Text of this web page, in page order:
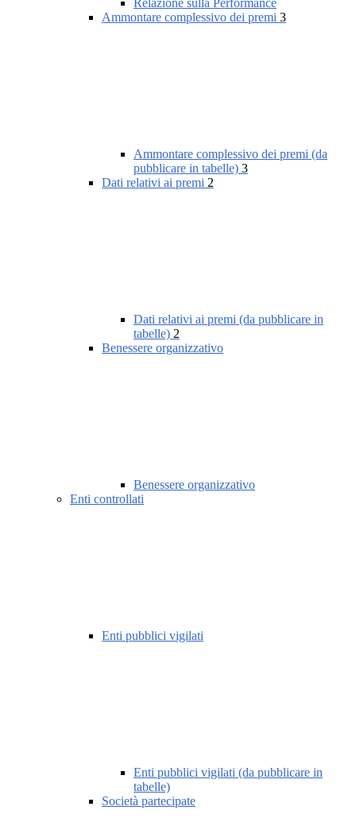
Relazione sulla Performance
Ammontare complessivo dei premi 3
Ammontare complessivo dei premi (da
pubblicare in tabelle) 3
Dati relativi ai premi 2
Dati relativi ai premi (da pubblicare in
tabelle) 2
Benessere organizzativo
Benessere organizzativo
Enti controllati
Enti pubblici vigilati
Enti pubblici vigilati (da pubblicare in
tabelle)
Società partecipate